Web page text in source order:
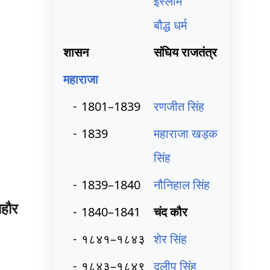
बौद्ध धर्म
शासन
संघिय राजतंत्र
महाराजा
- 1801–1839
रणजीत सिंह
- 1839
महाराजा खड़क
सिंह
- 1839–1840
नौनिहाल सिंह
- 1840–1841
चंद कौर
- १८४१–१८४३ शेर सिंह
- १८४३–१८४९ दलीप सिंह